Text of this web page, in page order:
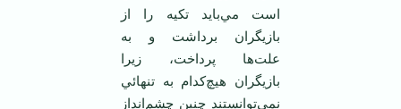
است مي‌بايد تکيه را از
بازيگران برداشت و به
علت‌ها پرداخت، زيرا
بازيگران هيچ‌کدام به تنهائي
نمي‌توانستند چنين چشم‌انداز